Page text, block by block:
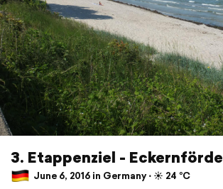
3. Etappenziel - Eckernförde
June 6, 2016 in Germany ⋅ ☀️ 24 °C